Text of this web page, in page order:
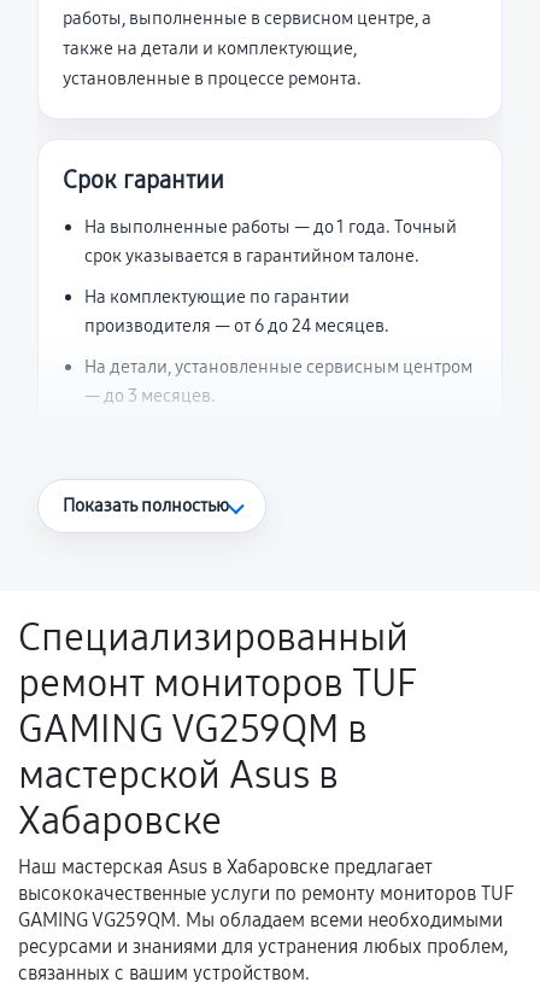
работы, выполненные в сервисном центре, а
также на детали и комплектующие,
установленные в процессе ремонта.
Срок гарантии
На выполненные работы — до 1 года. Точный
срок указывается в гарантийном талоне.
На комплектующие по гарантии
производителя — от 6 до 24 месяцев.
На детали, установленные сервисным центром
— до 3 месяцев.
Что считается гарантийным случаем
Поломка установленной детали при
нормальной эксплуатации в течение
гарантийного срока.
Несоответствие комплектующей заявленным
техническим характеристикам.
Документы для подтверждения
гарантии
Гарантийный талон.
Показать полностью
Специализированный
ремонт мониторов TUF
GAMING VG259QM в
мастерской Asus в
Хабаровске
Наш мастерская Asus в Хабаровске предлагает
высококачественные услуги по ремонту мониторов TUF
GAMING VG259QM. Мы обладаем всеми необходимыми
ресурсами и знаниями для устранения любых проблем,
связанных с вашим устройством.